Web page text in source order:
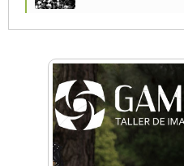
Mariana Croce:
un
seguridad"
Música, teatro,
Conocé todos los
disfrutar en la